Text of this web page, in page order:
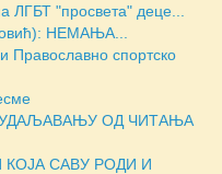
ЛГБТ "просвета" деце...
НЕМАЊА...
Православно спортско
О УДАЉАВАЊУ ОД ЧИТАЊА
КОЈА САВУ РОДИ И